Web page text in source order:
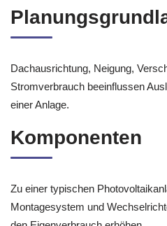
Dachausrichtung, Neigung,
Stromverbrauch beeinflussen
einer Anlage.
Komponenten
Zu einer typischen
Montagesystem und